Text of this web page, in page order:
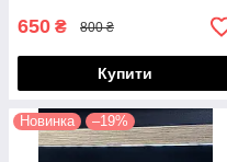
650 ₴ 800 ₴
Купити
Новинка –19%